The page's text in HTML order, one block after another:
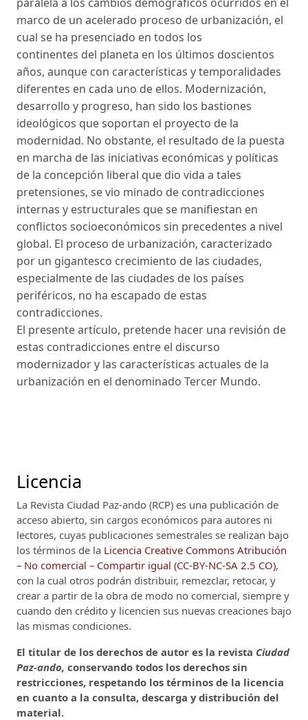
marco de un acelerado proceso de urbanización, el
cual se ha presenciado en todos los
continentes del planeta en los últimos doscientos
años, aunque con características y temporalidades
diferentes en cada uno de ellos. Modernización,
desarrollo y progreso, han sido los bastiones
ideológicos que soportan el proyecto de la
modernidad. No obstante, el resultado de la puesta
en marcha de las iniciativas económicas y políticas
de la concepción liberal que dio vida a tales
pretensiones, se vio minado de contradicciones
internas y estructurales que se manifiestan en
conflictos socioeconómicos sin precedentes a nivel
global. El proceso de urbanización, caracterizado
por un gigantesco crecimiento de las ciudades,
especialmente de las ciudades de los países
periféricos, no ha escapado de estas
contradicciones.
El presente artículo, pretende hacer una revisión de
estas contradicciones entre el discurso
modernizador y las características actuales de la
urbanización en el denominado Tercer Mundo.
Licencia
La Revista Ciudad Paz-ando (RCP) es una publicación de
acceso abierto, sin cargos económicos para autores ni
lectores, cuyas publicaciones semestrales se realizan bajo
los términos de la Licencia Creative Commons Atribución
– No comercial – Compartir igual (CC-BY-NC-SA 2.5 CO),
con la cual otros podrán distribuir, remezclar, retocar, y
crear a partir de la obra de modo no comercial, siempre y
cuando den crédito y licencien sus nuevas creaciones bajo
las mismas condiciones.
El titular de los derechos de autor es la revista Ciudad
Paz-ando, conservando todos los derechos sin
restricciones, respetando los términos de la licencia
en cuanto a la consulta, descarga y distribución del
material.